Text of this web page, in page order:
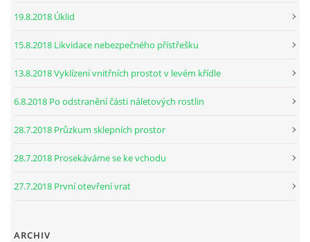
19.8.2018 Úklid
15.8.2018 Likvidace nebezpečného přístřešku
13.8.2018 Vyklízení vnitřních prostot v levém křídle
6.8.2018 Po odstranění části náletových rostlin
28.7.2018 Průzkum sklepních prostor
28.7.2018 Prosekáváme se ke vchodu
27.7.2018 První otevření vrat
ARCHIV